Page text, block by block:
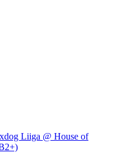
Liiga @ House of